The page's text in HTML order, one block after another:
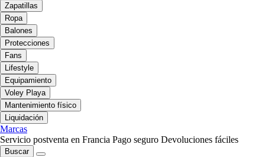
Zapatillas
Ropa
Balones
Protecciones
Fans
Lifestyle
Equipamiento
Voley Playa
Mantenimiento físico
Liquidación
Marcas
Servicio postventa en Francia Pago seguro Devoluciones fáciles
Buscar